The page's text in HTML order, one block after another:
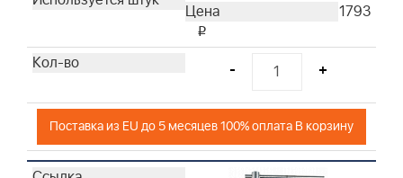
1793
i
- +
Поставка из EU до 5 месяцев 100% оплата В корзину